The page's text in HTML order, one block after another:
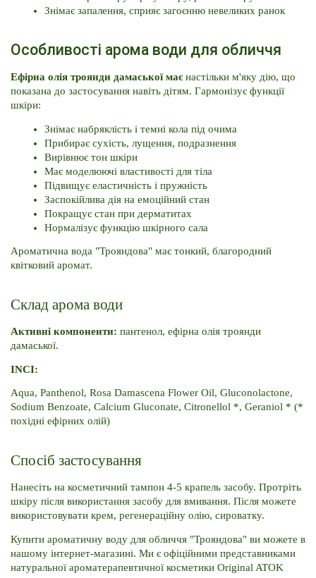
Знімає запалення, сприяє загоєнню невеликих ранок
Особливості арома води для обличчя
Ефірна олія троянди дамаської має настільки м'яку дію, що
показана до застосування навіть дітям. Гармонізує функції
шкіри:
Знімає набряклість і темні кола під очима
Прибирає сухість, лущення, подразнення
Вирівнює тон шкіри
Має моделюючі властивості для тіла
Підвищує еластичність і пружність
Заспокійлива дія на емоційний стан
Покращує стан при дерматитах
Нормалізує функцію шкірного сала
Ароматична вода "Трояндова" має тонкий, благородний
квітковий аромат.
Склад арома води
Активні компоненти: пантенол, ефірна олія троянди
дамаської.
INCI:
Aqua, Panthenol, Rosa Damascena Flower Oil, Gluconolactone,
Sodium Benzoate, Calcium Gluconate, Citronellol *, Geraniol * (*
похідні ефірних олій)
Спосіб застосування
Нанесіть на косметичний тампон 4-5 крапель засобу. Протріть
шкіру після використання засобу для вмивання. Після можете
використовувати крем, регенераційну олію, сироватку.
Купити ароматичну воду для обличчя "Трояндова" ви можете в
нашому інтернет-магазині. Ми є офіційними представниками
натуральної ароматерапевтичної косметики Original ATOK